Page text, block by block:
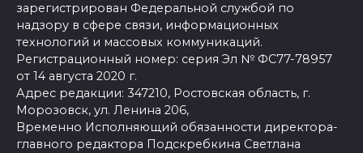
зарегистрирован Федеральной службой по
надзору в сфере связи, информационных
технологий и массовых коммуникаций.
Регистрационный номер: серия Эл № ФС77-78957
от 14 августа 2020 г.
Адрес редакции: 347210, Ростовская область, г.
Морозовск, ул. Ленина 206,
Временно Исполняющий обязанности директора-
главного редактора Подскребкина Светлана